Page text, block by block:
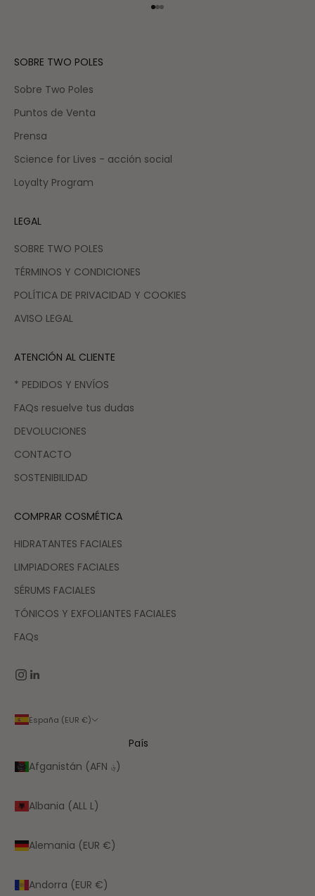
Ir al artículo 1
Ir al artículo 2
Ir al artículo 3
SOBRE TWO POLES
Sobre Two Poles
Puntos de Venta
Prensa
Science for Lives - acción social
Loyalty Program
LEGAL
SOBRE TWO POLES
TÉRMINOS Y CONDICIONES
POLÍTICA DE PRIVACIDAD Y COOKIES
AVISO LEGAL
ATENCIÓN AL CLIENTE
* PEDIDOS Y ENVÍOS
FAQs resuelve tus dudas
DEVOLUCIONES
CONTACTO
SOSTENIBILIDAD
COMPRAR COSMÉTICA
HIDRATANTES FACIALES
LIMPIADORES FACIALES
SÉRUMS FACIALES
TÓNICOS Y EXFOLIANTES FACIALES
FAQs
España (EUR €)
País
Afganistán (AFN ؋)
Albania (ALL L)
Alemania (EUR €)
Andorra (EUR €)